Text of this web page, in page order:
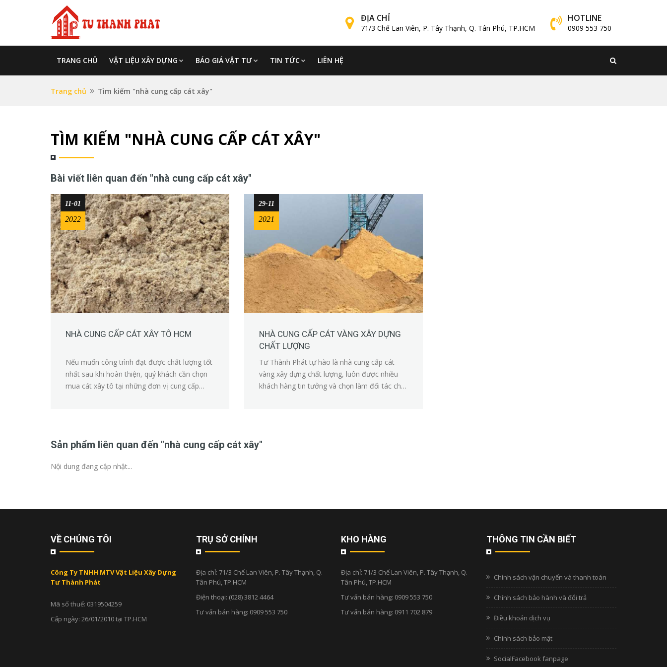
ĐỊA CHỈ
71/3 Chế Lan Viên, P. Tây Thạnh, Q. Tân Phú, TP.HCM
HOTLINE
0909 553 750
TRANG CHỦ VẬT LIỆU XÂY DỰNG BÁO GIÁ VẬT TƯ TIN TỨC LIÊN HỆ
Trang chủ Tìm kiếm "nhà cung cấp cát xây"
TÌM KIẾM "NHÀ CUNG CẤP CÁT XÂY"
Bài viết liên quan đến "nhà cung cấp cát xây"
NHÀ CUNG CẤP CÁT XÂY TÔ HCM
11-01
2022
Nếu muốn công trình đạt được chất lượng tốt
nhất sau khi hoàn thiện, quý khách cần chọn
mua cát xây tô tại những đơn vị cung cấp
NHÀ CUNG CẤP CÁT VÀNG XÂY DỰNG
CHẤT LƯỢNG
29-11
2021
Tư Thành Phát tự hào là nhà cung cấp cát
vàng xây dựng chất lượng, luôn được nhiều
khách hàng tin tưởng và chọn làm đối tác cho
Sản phẩm liên quan đến "nhà cung cấp cát xây"
Nội dung đang cập nhật...
VỀ CHÚNG TÔI
Công Ty TNHH MTV Vật Liệu Xây Dựng
Tư Thành Phát
Mã số thuế: 0319504259
Cấp ngày: 26/01/2010 tại TP.HCM
TRỤ SỞ CHÍNH
Địa chỉ: 71/3 Chế Lan Viên, P. Tây Thạnh, Q.
Tân Phú, TP.HCM
Điện thoại: (028) 3812 4464
Tư vấn bán hàng: 0909 553 750
KHO HÀNG
Địa chỉ: 71/3 Chế Lan Viên, P. Tây Thạnh, Q.
Tân Phú, TP.HCM
Tư vấn bán hàng: 0909 553 750
Tư vấn bán hàng: 0911 702 879
THÔNG TIN CẦN BIẾT
Chính sách vận chuyển và thanh toán
Chính sách bảo hành và đổi trả
Điều khoản dịch vụ
Chính sách bảo mật
SocialFacebook fanpage